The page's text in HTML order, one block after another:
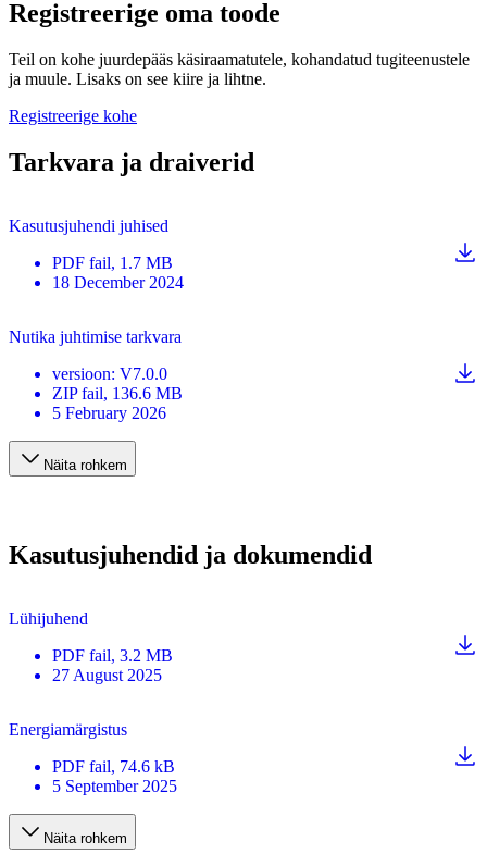
Registreerige oma toode
Teil on kohe juurdepääs käsiraamatutele, kohandatud tugiteenustele
ja muule. Lisaks on see kiire ja lihtne.
Registreerige kohe
Tarkvara ja draiverid
Kasutusjuhendi juhised
PDF fail, 1.7 MB
18 December 2024
Nutika juhtimise tarkvara
versioon: V7.0.0
ZIP fail, 136.6 MB
5 February 2026
Näita rohkem
Kasutusjuhendid ja dokumendid
Lühijuhend
PDF fail, 3.2 MB
27 August 2025
Energiamärgistus
PDF fail, 74.6 kB
5 September 2025
Näita rohkem